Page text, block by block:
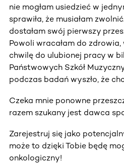
nie mogłam usiedzieć w
sprawiła, że musiałam
dostałam swój pierwszy
Powoli wracałam do zdrowia,
chwilę do ulubionej pracy w
Państwowych Szkół
podczas badań wyszło, że
Czeka mnie ponowne
razem szukany jest dawca
Zarejestruj się jako
może to dzięki Tobie będę
onkologiczny!